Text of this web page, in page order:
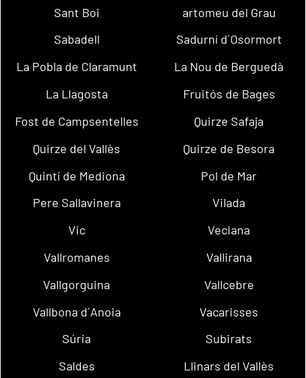
Sant Boi
artomeu del Grau
Sabadell
Sadurní d´Osormort
La Pobla de Claramunt
La Nou de Berguedà
La Llagosta
Fruitós de Bages
Fost de Campsentelles
Quirze Safaja
Quirze del Vallès
Quirze de Besora
Quintí de Mediona
Pol de Mar
Pere Sallavinera
Vilada
Vic
Veciana
Vallromanes
Vallirana
Vallgorguina
Vallcebre
Vallbona d´Anoia
Vacarisses
Súria
Subirats
Saldes
Llinars del Vallès